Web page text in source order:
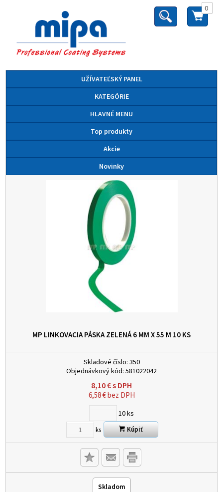
0
UŽÍVATEĽSKÝ PANEL
KATEGÓRIE
HLAVNÉ MENU
Top produkty
Akcie
Novinky
MP LINKOVACIA PÁSKA ZELENÁ 6 MM X 55 M 10 KS
Skladové číslo: 350
Objednávkový kód: 581022042
8,10€s DPH
6,58€bez DPH
10ks
ks Kúpiť
Skladom